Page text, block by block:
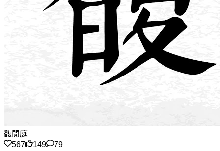
馥閒庭
567
149
79